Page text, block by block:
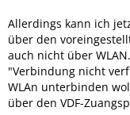
Allerdings kann ich
über den
auch nicht über
"Verbindung nicht
WLAn unterbinden
über den VDF-